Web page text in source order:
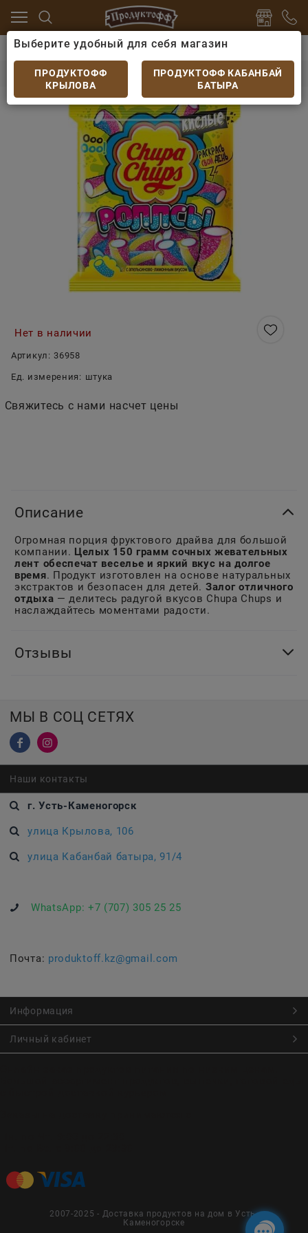
Зефир, мармелад, пастила, сахарная вата
Чупа-Чупс ролсы 150гр
Нет в наличии
Артикул: 36958
Ед. измерения: штука
Свяжитесь с нами насчет цены
Описание
Огромная порция фруктового драйва для большой
компании. Целых 150 грамм сочных жевательных
лент обеспечат веселье и яркий вкус на долгое
время. Продукт изготовлен на основе натуральных
экстрактов и безопасен для детей. Залог отличного
отдыха — делитесь радугой вкусов Chupa Chups и
наслаждайтесь моментами радости.
Отзывы
МЫ В СОЦ СЕТЯХ
Наши контакты
г. Усть-Каменогорск
улица Крылова, 106
улица Кабанбай батыра, 91/4
WhatsApp: +7 (707) 305 25 25
Почта: produktoff.kz@gmail.com
Информация
Личный кабинет
2007-2025 - Доставка продуктов на дом в Усть-
Каменогорске
Выберите удобный для себя магазин
ПРОДУКТОФФ
КРЫЛОВА
ПРОДУКТОФФ КАБАНБАЙ
БАТЫРА